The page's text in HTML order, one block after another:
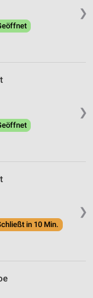
❯
❯
❯
in 10 Min.